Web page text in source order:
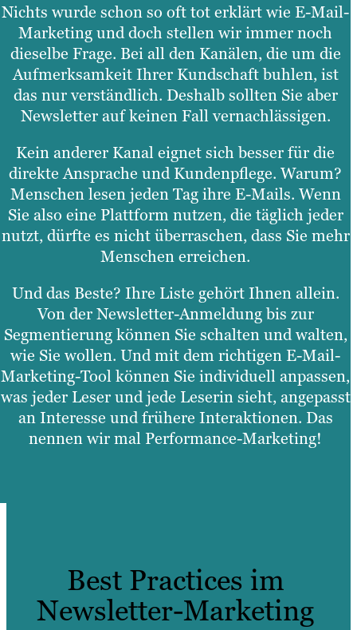
Nichts wurde schon so oft tot erklärt wie E-Mail-
Marketing und doch stellen wir immer noch
dieselbe Frage. Bei all den Kanälen, die um die
Aufmerksamkeit Ihrer Kundschaft buhlen, ist
das nur verständlich. Deshalb sollten Sie aber
Newsletter auf keinen Fall vernachlässigen.
Kein anderer Kanal eignet sich besser für die
direkte Ansprache und Kundenpflege. Warum?
Menschen lesen jeden Tag ihre E-Mails. Wenn
Sie also eine Plattform nutzen, die täglich jeder
nutzt, dürfte es nicht überraschen, dass Sie mehr
Menschen erreichen.
Und das Beste? Ihre Liste gehört Ihnen allein.
Von der Newsletter-Anmeldung bis zur
Segmentierung können Sie schalten und walten,
wie Sie wollen. Und mit dem richtigen E-Mail-
Marketing-Tool können Sie individuell anpassen,
was jeder Leser und jede Leserin sieht, angepasst
an Interesse und frühere Interaktionen. Das
nennen wir mal Performance-Marketing!
Best Practices im
Newsletter-Marketing